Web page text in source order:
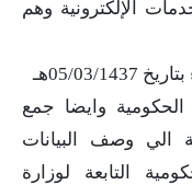
الإلكترونية وهم
1437هـ
وايضا جمع
الي وصف البيانات
التابعة لوزارة